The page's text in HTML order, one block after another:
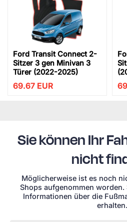
Ford Transit Connect 2-
Sitzer 3 gen Minivan 3
Türer (2022-2025)
69.67 EUR
Sie können Ihr
nicht
Möglicherweise ist es noch
Shops aufgenommen worden.
Informationen über die
erhalten.